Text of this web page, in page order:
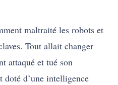
maltraité les robots et
Tout allait changer
attaqué et tué son
doté d’une intelligence